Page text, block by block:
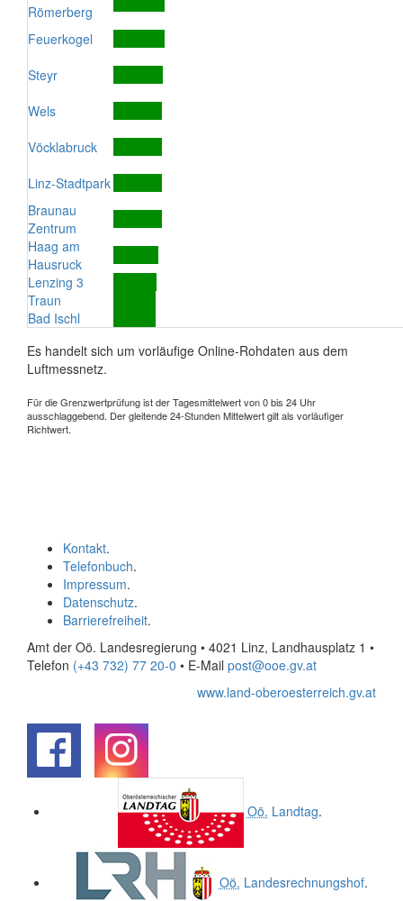
Römerberg
Feuerkogel
Steyr
Wels
Vöcklabruck
Linz-Stadtpark
Braunau
Zentrum
Haag am
Hausruck
Lenzing 3
Traun
Bad Ischl
Es handelt sich um vorläufige Online-Rohdaten aus dem
Luftmessnetz.
Für die Grenzwertprüfung ist der Tagesmittelwert von 0 bis 24 Uhr
ausschlaggebend. Der gleitende 24-Stunden Mittelwert gilt als vorläufiger
Richtwert.
Kontakt.
Telefonbuch.
Impressum.
Datenschutz.
Barrierefreiheit.
Amt der Oö. Landesregierung • 4021 Linz, Landhausplatz 1 •
Telefon (+43 732) 77 20-0 • E-Mail post@ooe.gv.at
www.land-oberoesterreich.gv.at
Oö. Landtag.
Oö. Landesrechnungshof.